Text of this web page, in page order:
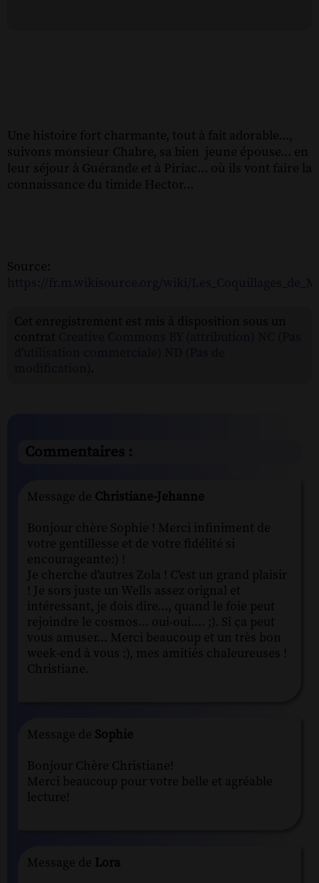
Une histoire fort charmante, tout à fait adorable...,
suivons monsieur Chabre, sa bien jeune épouse... en
leur séjour à Guérande et à Piriac... où ils vont faire la
connaissance du timide Hector...
Source:
Commentaires :
Message de Christiane-Jehanne
Bonjour chère Sophie ! Merci infiniment de
votre gentillesse et de votre fidélité si
encourageante:) !
Je cherche d'autres Zola ! C'est un grand plaisir
! Je sors juste un Wells assez orignal et
intéressant, je dois dire..., quand le foie peut
rejoindre le cosmos... oui-oui.... ;). Si ça peut
vous amuser... Merci beaucoup et un très bon
week-end à vous :), mes amitiés chaleureuses !
Christiane.
Message de Sophie
Bonjour Chère Christiane!
Merci beaucoup pour votre belle et agréable
lecture!
Message de Lora